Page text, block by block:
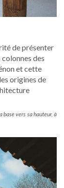
de présenter
des
et cette
origines de
base vers sa hauteur, à